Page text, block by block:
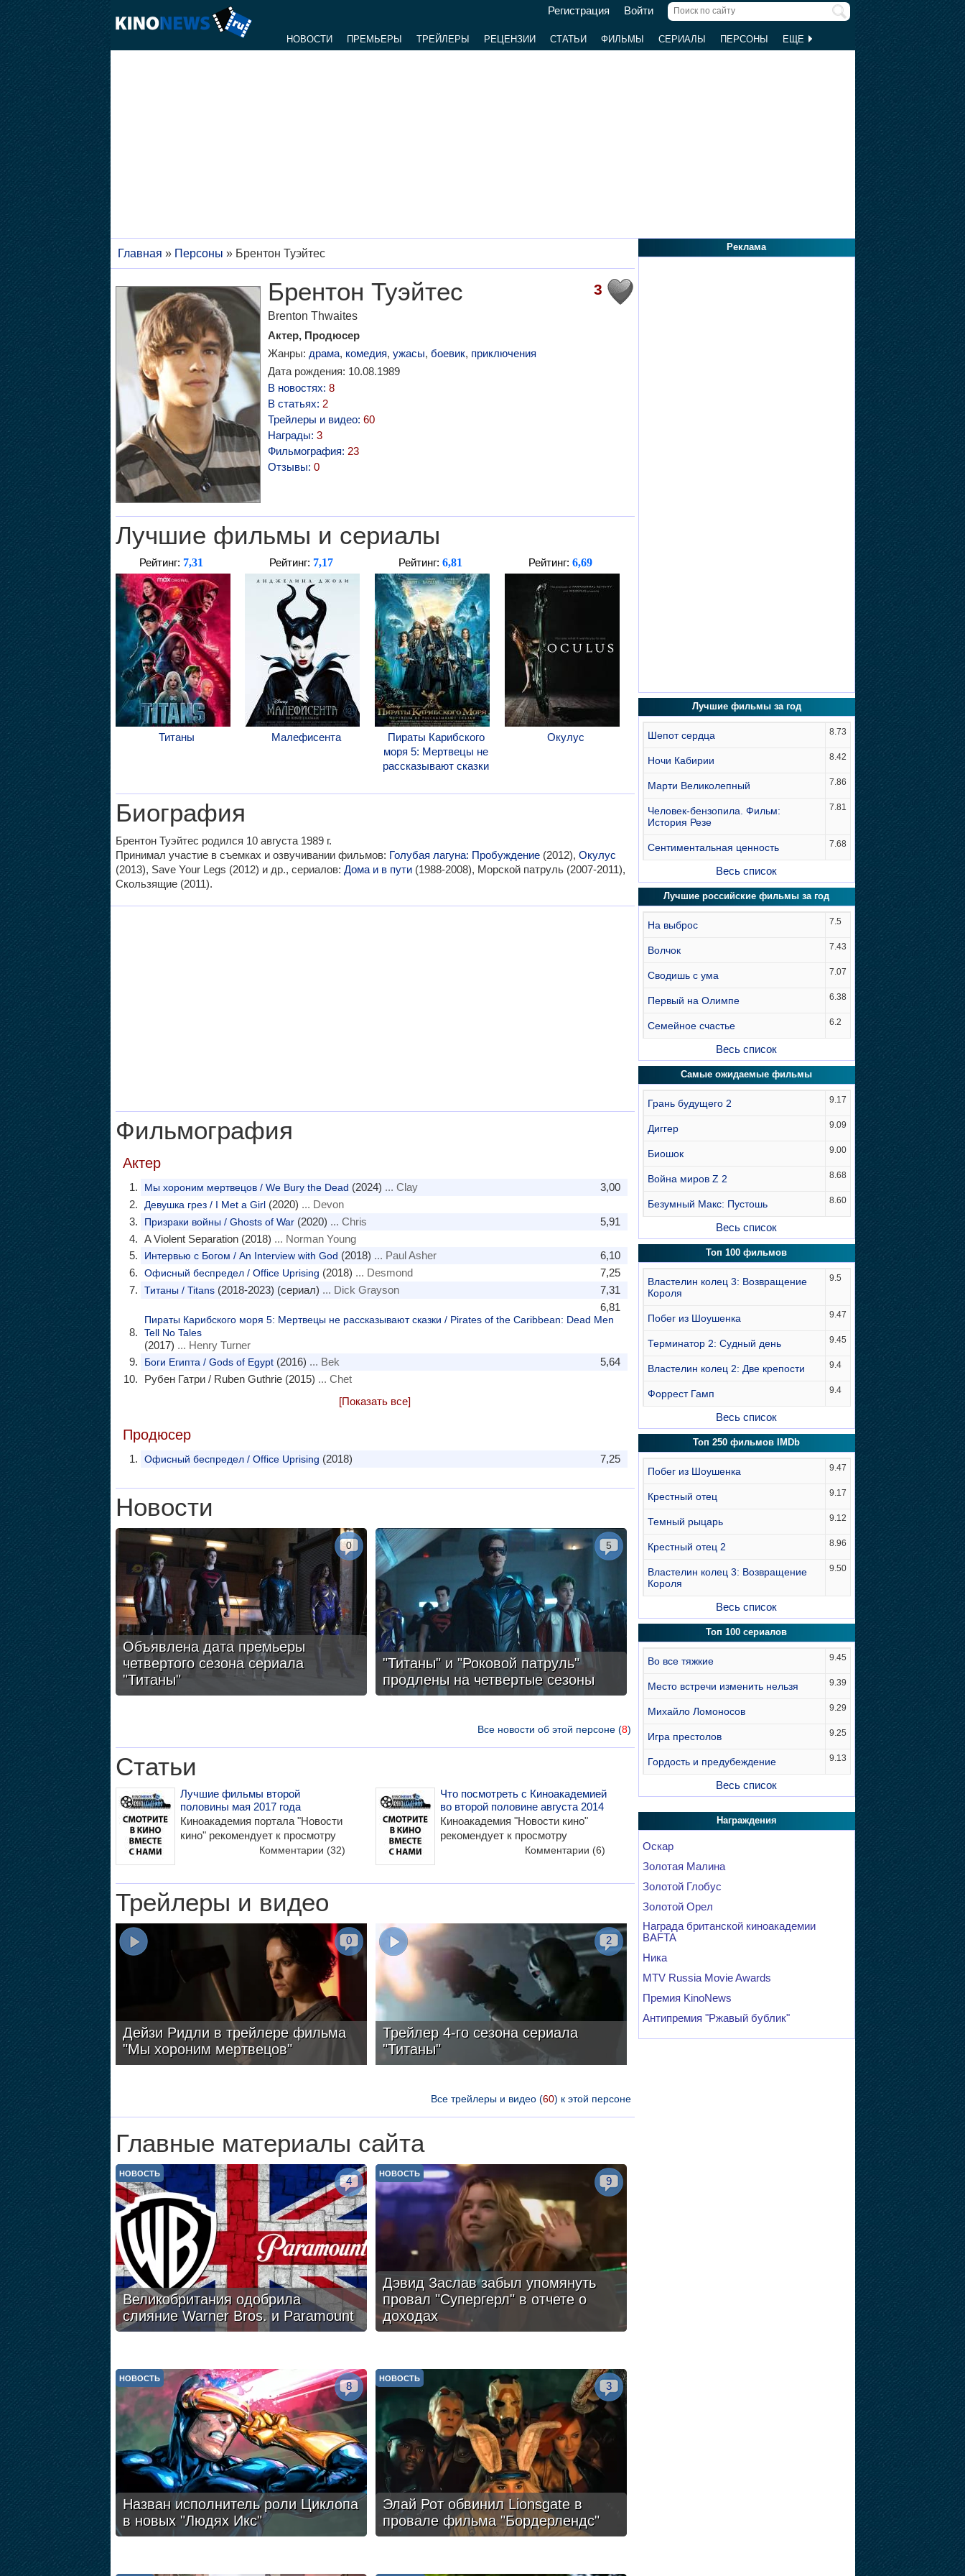
Регистрация Войти
НОВОСТИ ПРЕМЬЕРЫ ТРЕЙЛЕРЫ РЕЦЕНЗИИ СТАТЬИ ФИЛЬМЫ СЕРИАЛЫ ПЕРСОНЫ ЕЩЕ
Главная » Персоны » Брентон Туэйтес
3
Брентон Туэйтес
Brenton Thwaites
Актер, Продюсер
Жанры: драма, комедия, ужасы, боевик, приключения
Дата рождения: 10.08.1989
В новостях: 8
В статьях: 2
Трейлеры и видео: 60
Награды: 3
Фильмография: 23
Отзывы: 0
Лучшие фильмы и сериалы
Рейтинг: 7,31
Титаны
Рейтинг: 7,17
Малефисента
Рейтинг:6,81
Пираты Карибского
моря 5: Мертвецы не
рассказывают сказки
Рейтинг:6,69
Окулус
Биография
Брентон Туэйтес родился 10 августа 1989 г.
Принимал участие в съемках и озвучивании фильмов: Голубая лагуна: Пробуждение(2012), Окулус
(2013), Save Your Legs (2012) и др., сериалов: Дома и в пути(1988-2008), Морской патруль (2007-2011),
Скользящие (2011).
Фильмография
Актер
3,00
Мы хороним мертвецов / We Bury the Dead (2024) ... Clay
Девушка грез / I Met a Girl(2020) ... Devon
5,91
Призраки войны / Ghosts of War(2020) ... Chris
A Violent Separation (2018) ... Norman Young
6,10
Интервью с Богом / An Interview with God (2018) ... Paul Asher
7,25
Офисный беспредел / Office Uprising (2018) ... Desmond
7,31
Титаны / Titans(2018-2023) (сериал) ... Dick Grayson
6,81
Пираты Карибского моря 5: Мертвецы не рассказывают сказки / Pirates of the Caribbean: Dead Men
Tell No Tales
(2017) ... Henry Turner
5,64
Боги Египта / Gods of Egypt(2016) ... Bek
Рубен Гатри / Ruben Guthrie (2015) ... Chet
[Показать все]
Продюсер
7,25
Офисный беспредел / Office Uprising (2018)
Новости
Объявлена дата премьеры
четвертого сезона сериала
"Титаны"
0
"Титаны" и "Роковой патруль"
продлены на четвертые сезоны
5
Все новости об этой персоне (8)
Статьи
Лучшие фильмы второй
половины мая 2017 года
Киноакадемия портала "Новости
кино" рекомендует к просмотру
Комментарии (32)
Что посмотреть с Киноакадемией
во второй половине августа 2014
Киноакадемия "Новости кино"
рекомендует к просмотру
Комментарии (6)
Трейлеры и видео
Дейзи Ридли в трейлере фильма
"Мы хороним мертвецов"
0
Трейлер 4-го сезона сериала
"Титаны"
2
Все трейлеры и видео (60) к этой персоне
Главные материалы сайта
Великобритания одобрила
слияние Warner Bros. и Paramount
НОВОСТЬ
4
Дэвид Заслав забыл упомянуть
провал "Супергерл" в отчете о
доходах
НОВОСТЬ
9
Назван исполнитель роли Циклопа
в новых "Людях Икс"
НОВОСТЬ
8
Элай Рот обвинил Lionsgate в
провале фильма "Бордерлендс"
НОВОСТЬ
3
Реклама
Лучшие фильмы за год
Шепот сердца 8.73
Ночи Кабирии 8.42
Марти Великолепный 7.86
Человек-бензопила. Фильм:
История Резе
7.81
Сентиментальная ценность 7.68
Весь список
Лучшие российские фильмы за год
На выброс 7.5
Волчок 7.43
Сводишь с ума 7.07
Первый на Олимпе 6.38
Семейное счастье 6.2
Весь список
Самые ожидаемые фильмы
Грань будущего 2 9.17
Диггер 9.09
Биошок 9.00
Война миров Z 2 8.68
Безумный Макс: Пустошь 8.60
Весь список
Топ 100 фильмов
Властелин колец 3: Возвращение
Короля
9.5
Побег из Шоушенка 9.47
Терминатор 2: Судный день 9.45
Властелин колец 2: Две крепости 9.4
Форрест Гамп 9.4
Весь список
Топ 250 фильмов IMDb
Побег из Шоушенка 9.47
Крестный отец 9.17
Темный рыцарь 9.12
Крестный отец 2 8.96
Властелин колец 3: Возвращение
Короля
9.50
Весь список
Топ 100 сериалов
Во все тяжкие 9.45
Место встречи изменить нельзя 9.39
Михайло Ломоносов 9.29
Игра престолов 9.25
Гордость и предубеждение 9.13
Весь список
Награждения
Оскар
Золотая Малина
Золотой Глобус
Золотой Орел
Награда британской киноакадемии
BAFTA
Ника
MTV Russia Movie Awards
Премия KinoNews
Антипремия "Ржавый бублик"